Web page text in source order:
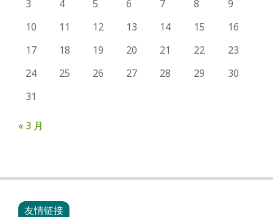
3 4 5 6 7 8
9
10
11 12 13 14 15
16
17
18 19 20 21 22
23
24
25 26 27 28 29
30
31
« 3 月
友情链接